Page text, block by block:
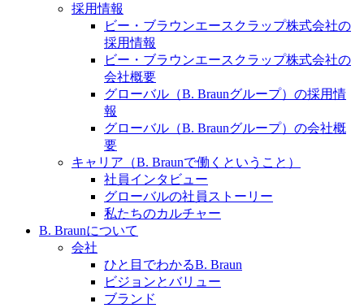
販売代理店さま向け情報​
お問合せ先、価格情報、E-Shopのご案内など販売店さ
ま向けの情報スペースです。
「水頭症」とはどのような疾患なのでしょう。成人に
多い水頭症と、小児に多い水頭症の特徴と症状、検査
や治療法など「水頭症」の概要を知っていただくこと
ができます。
提供していくことを目指します。
お問合せフォームより、ご質問をお送りください。
採用情報
ビー・ブラウンエースクラップ株式会社の
採用情報
ビー・ブラウンエースクラップ株式会社の
会社概要
グローバル（B. Braunグループ）の採用情
報
グローバル（B. Braunグループ）の会社概
要
キャリア（B. Braunで働くということ）
社員インタビュー
グローバルの社員ストーリー
私たちのカルチャー
B. Braunについて
会社
ひと目でわかるB. Braun
ビジョンとバリュー
ブランド